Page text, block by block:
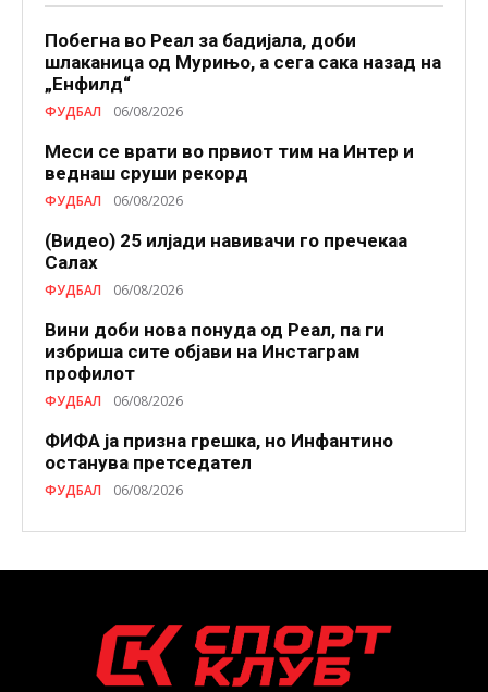
Побегна во Реал за бадијала, доби
шлаканица од Мурињо, а сега сака назад на
„Енфилд“
ФУДБАЛ 06/08/2026
Меси се врати во првиот тим на Интер и
веднаш сруши рекорд
ФУДБАЛ 06/08/2026
(Видео) 25 илјади навивачи го пречекаа
Салах
ФУДБАЛ 06/08/2026
Вини доби нова понуда од Реал, па ги
избриша сите објави на Инстаграм
профилот
ФУДБАЛ 06/08/2026
ФИФА ја призна грешка, но Инфантино
останува претседател
ФУДБАЛ 06/08/2026